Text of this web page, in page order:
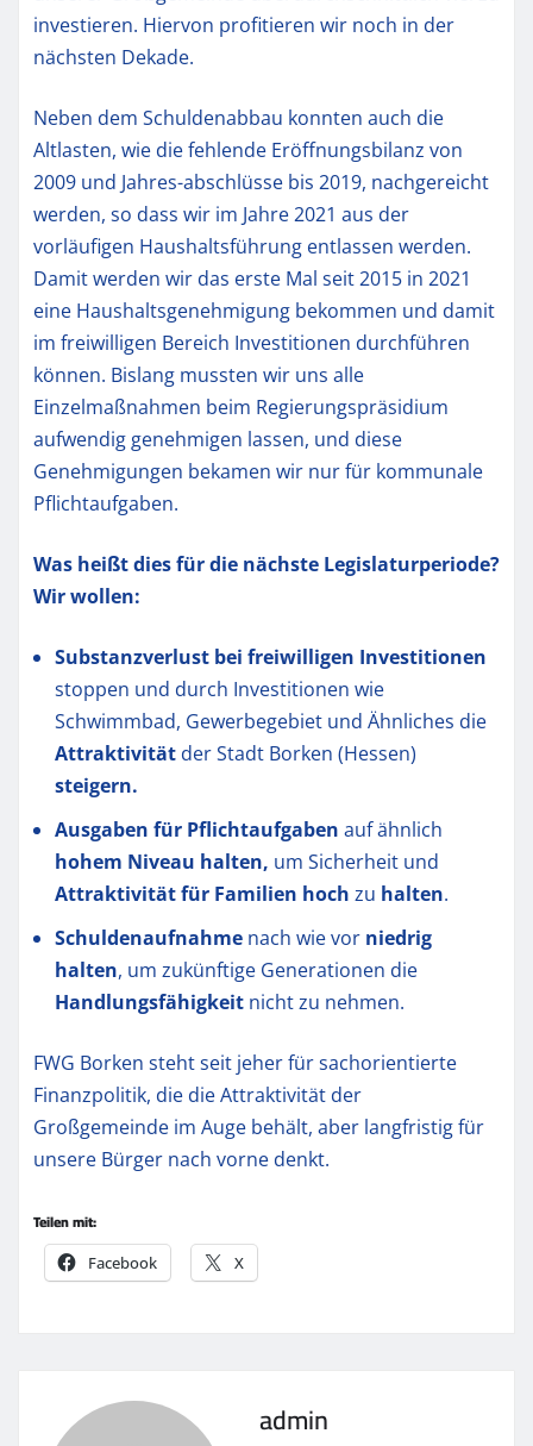
investieren. Hiervon profitieren wir noch in der
nächsten Dekade.
Neben dem Schuldenabbau konnten auch die
Altlasten, wie die fehlende Eröffnungsbilanz von
2009 und Jahres-abschlüsse bis 2019, nachgereicht
werden, so dass wir im Jahre 2021 aus der
vorläufigen Haushaltsführung entlassen werden.
Damit werden wir das erste Mal seit 2015 in 2021
eine Haushaltsgenehmigung bekommen und damit
im freiwilligen Bereich Investitionen durchführen
können. Bislang mussten wir uns alle
Einzelmaßnahmen beim Regierungspräsidium
aufwendig genehmigen lassen, und diese
Genehmigungen bekamen wir nur für kommunale
Pflichtaufgaben.
Was heißt dies für die nächste Legislaturperiode?
Wir wollen:
Substanzverlust bei freiwilligen Investitionen
stoppen und durch Investitionen wie
Schwimmbad, Gewerbegebiet und Ähnliches die
Attraktivität der Stadt Borken (Hessen)
steigern.
Ausgaben für Pflichtaufgaben auf ähnlich
hohem Niveau halten, um Sicherheit und
Attraktivität für Familien hoch zu halten.
Schuldenaufnahme nach wie vor niedrig
halten, um zukünftige Generationen die
Handlungsfähigkeit nicht zu nehmen.
FWG Borken steht seit jeher für sachorientierte
Finanzpolitik, die die Attraktivität der
Großgemeinde im Auge behält, aber langfristig für
unsere Bürger nach vorne denkt.
Teilen mit:
Facebook X
admin